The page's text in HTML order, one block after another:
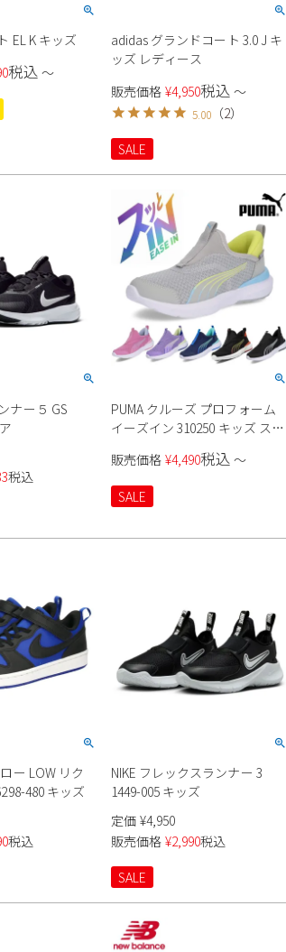
EL K キッズ
税込 〜
adidas グランドコート 3.0 J キ
ッズ レディース
販売価格 ¥4,950税込 〜
5.00（2）
SALE
ナー５ GS
税込
PUMA クルーズ プロフォーム
イーズイン 310250 キッズ スニ
子
販売価格 ¥4,490税込 〜
SALE
ー LOW リク
480 キッズ
税込
NIKE フレックスランナー 3
1449-005 キッズ
定価 ¥4,950
販売価格 ¥2,990税込
SALE